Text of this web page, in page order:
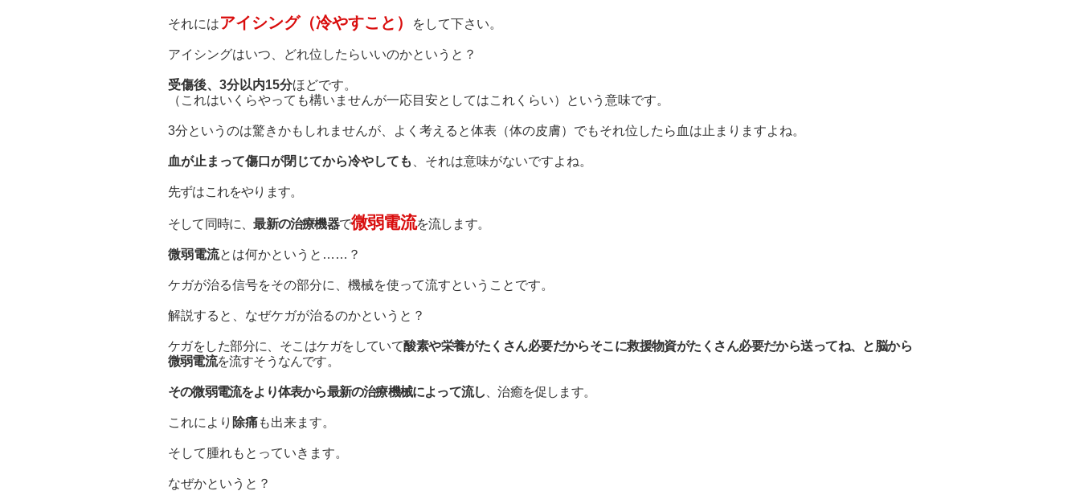
それにはアイシング（冷やすこと） をして下さい。
アイシングはいつ、どれ位したらいいのかというと？
受傷後、3分以内15分ほどです。
（これはいくらやっても構いませんが一応目安としてはこれくらい）という意味です。
3分というのは驚きかもしれませんが、よく考えると体表（体の皮膚）でもそれ位したら血は止まりますよね。
血が止まって傷口が閉じてから冷やしても 、それは意味がないですよね。
先ずはこれをやります。
そして同時に、最新の治療機器で微弱電流を流します。
微弱電流とは何かというと……？
ケガが治る信号をその部分に、機械を使って流すということです。
解説すると、なぜケガが治るのかというと？
ケガをした部分に、そこはケガをしていて酸素や栄養がたくさん必要だからそこに救援物資がたくさん必要だから送ってね、と脳から
微弱電流を流すそうなんです。
その微弱電流をより体表から最新の治療機械によって流し 、治癒を促します。
これにより 除痛も出来ます。
そして腫れもとっていきます。
なぜかというと？